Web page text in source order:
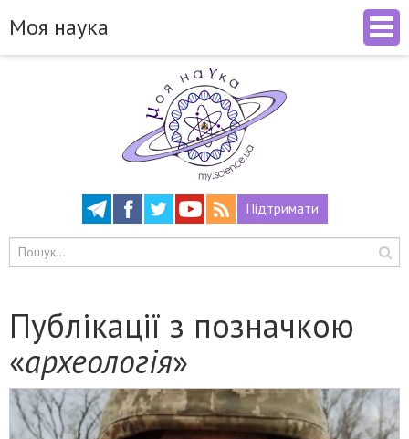
Підтримати
Моя наука
Публікації з позначкою
«археологія»